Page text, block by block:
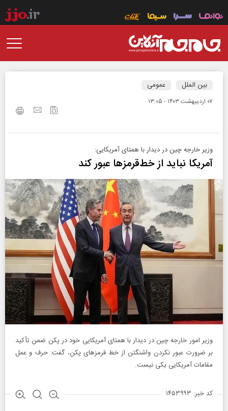
بین الملل عمومی
۰۷ ارديبهشت ۱۴۰۳ - ۱۳:۰۵
وزیر خارجه چین در دیدار با همتای آمریکایی:
آمریکا نباید از خط‌قرمزها عبور کند
وزیر امور خارجه چین در دیدار با همتای آمریکایی خود در پکن ضمن تأکید
بر ضرورت عبور نکردن واشنگتن از خط‌ قرمزهای پکن، گفت: حرف و عمل
مقامات آمریکایی یکی نیست.
کد خبر: ۱۴۵۳۹۹۳